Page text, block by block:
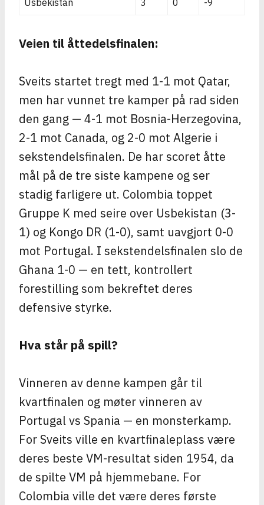
Usbekistan 3 0 -9
Veien til åttedelsfinalen:
Sveits startet tregt med 1-1 mot Qatar,
men har vunnet tre kamper på rad siden
den gang — 4-1 mot Bosnia-Herzegovina,
2-1 mot Canada, og 2-0 mot Algerie i
sekstendelsfinalen. De har scoret åtte
mål på de tre siste kampene og ser
stadig farligere ut. Colombia toppet
Gruppe K med seire over Usbekistan (3-
1) og Kongo DR (1-0), samt uavgjort 0-0
mot Portugal. I sekstendelsfinalen slo de
Ghana 1-0 — en tett, kontrollert
forestilling som bekreftet deres
defensive styrke.
Hva står på spill?
Vinneren av denne kampen går til
kvartfinalen og møter vinneren av
Portugal vs Spania — en monsterkamp.
For Sveits ville en kvartfinaleplass være
deres beste VM-resultat siden 1954, da
de spilte VM på hjemmebane. For
Colombia ville det være deres første